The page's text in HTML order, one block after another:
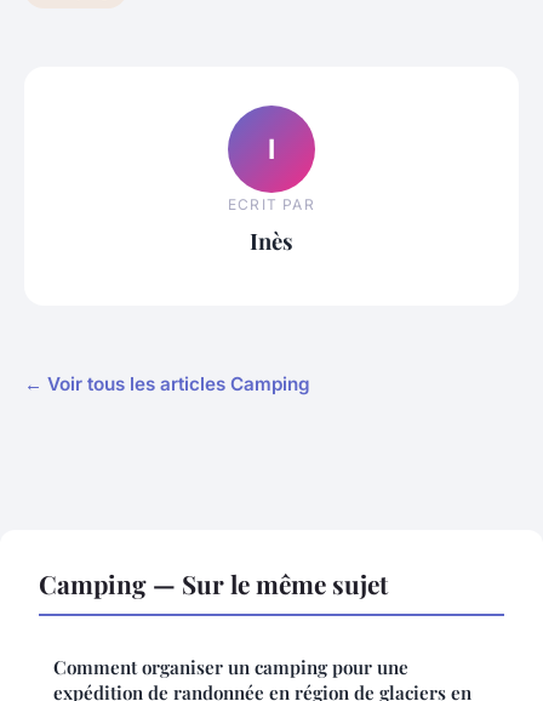
I
ECRIT PAR
Inès
← Voir tous les articles Camping
Camping — Sur le même sujet
Comment organiser un camping pour une
expédition de randonnée en région de glaciers en